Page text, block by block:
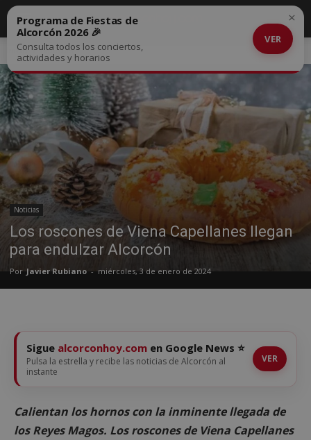
Inicio Noticias
Noticias
Los roscones de Viena Capellanes llegan
para endulzar Alcorcón
Por Javier Rubiano - miércoles, 3 de enero de 2024
Programa de Fiestas de
Alcorcón 2026 🎉
Consulta todos los conciertos,
actividades y horarios
VER
×
Sigue alcorconhoy.com en Google News ⭐
Pulsa la estrella y recibe las noticias de Alcorcón al
instante
VER
Calientan los hornos con la inminente llegada de
los Reyes Magos. Los roscones de Viena Capellanes